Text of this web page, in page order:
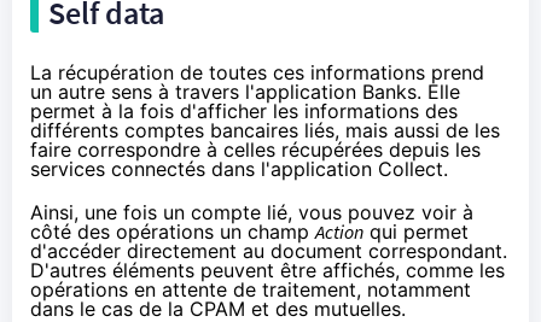
Self data
La récupération de toutes ces informations prend
un autre sens à travers l'application Banks. Elle
permet à la fois d'afficher les informations des
différents comptes bancaires liés, mais aussi de les
faire correspondre à celles récupérées depuis les
services connectés dans l'application Collect.
Ainsi, une fois un compte lié, vous pouvez voir à
côté des opérations un champ Action qui permet
d'accéder directement au document correspondant.
D'autres éléments peuvent être affichés, comme les
opérations en attente de traitement, notamment
dans le cas de la CPAM et des mutuelles.